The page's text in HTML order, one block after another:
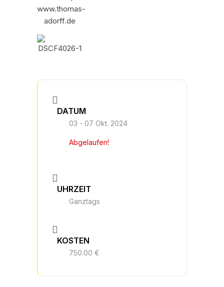
DATUM
03 - 07 Okt. 2024
Abgelaufen!
UHRZEIT
Ganztags
KOSTEN
750.00 €